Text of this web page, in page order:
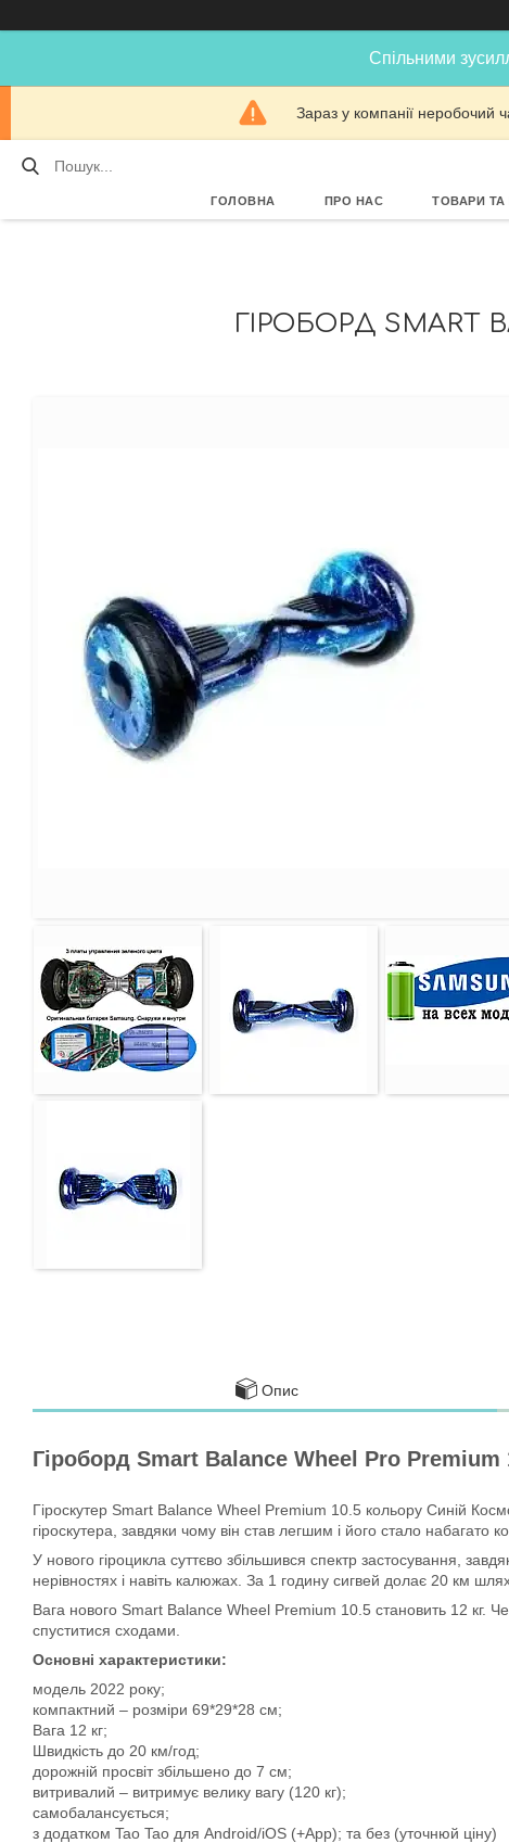
Спільними
Зараз у компанії неробочий
ГОЛОВНА ПРО НАС ТОВАРИ ТА
ГІРОБОРД SMART
Опис
Гіроборд Smart Balance Wheel Pro Premium
Гіроскутер Smart Balance Wheel Premium 10.5 кольору Синій
гіроскутера, завдяки чому він став легшим і його стало
У нового гіроцикла суттєво збільшився спектр застосування,
нерівностях і навіть калюжах. За 1 годину сигвей долає 20 км
Вага нового Smart Balance Wheel Premium 10.5 становить 12 кг.
спуститися сходами.
Основні характеристики:
модель 2022 року;
компактний – розміри 69*29*28 см;
Вага 12 кг;
Швидкість до 20 км/год;
дорожній просвіт збільшено до 7 см;
витривалий – витримує велику вагу (120 кг);
самобалансується;
з додатком Tao Tao для Android/iOS (+App); та без (уточнюй ціну)